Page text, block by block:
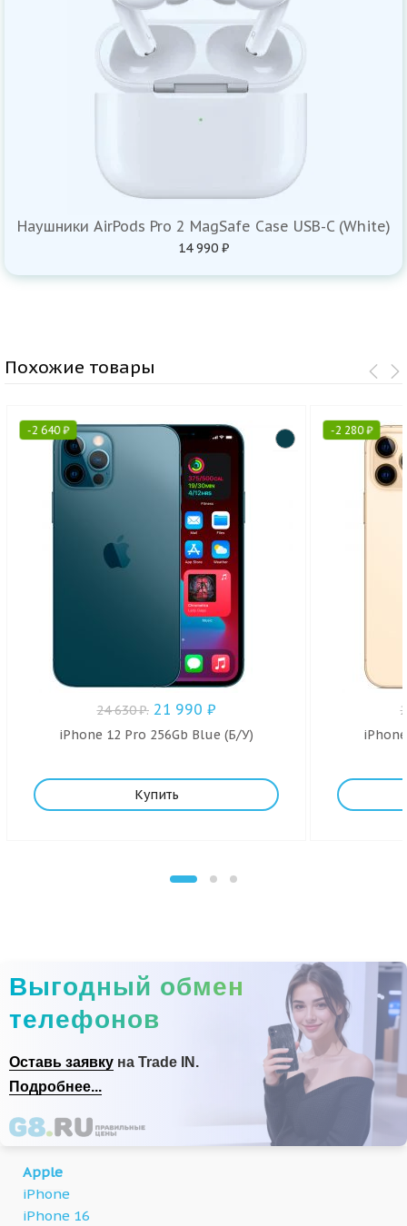
Наушники AirPods Pro 2 MagSafe Case USB-C (White)
14 990 ₽
Похожие товары
-2 640₽
24 630₽. 21 990 ₽
iPhone 12 Pro 256Gb Blue (Б/У)
Купить
-2 280₽
Выгодный обмен
телефонов
Оставь заявку на Trade IN.
Подробнее...
Apple
iPhone
iPhone 16